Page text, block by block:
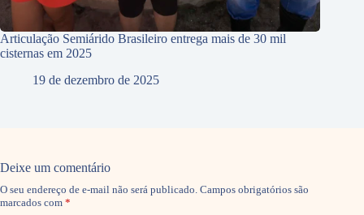
Articulação Semiárido Brasileiro entrega mais de 30 mil
cisternas em 2025
19 de dezembro de 2025
Deixe um comentário
O seu endereço de e-mail não será publicado. Campos obrigatórios são
marcados com *